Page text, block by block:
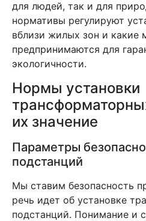
для людей, так и для
нормативы регулируют
вблизи жилых зон и какие
предпринимаются для
экологичности.
Нормы установки
их значение
Параметры
подстанций
Мы ставим безопасность
речь идет об установке
подстанций. Понимание и